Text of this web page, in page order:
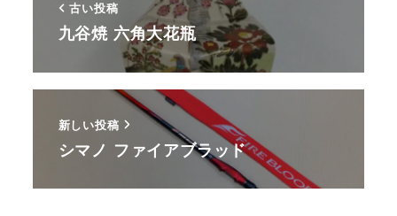
古い投稿
九谷焼 六角大花瓶
新しい投稿
シマノ ファイアブラッド